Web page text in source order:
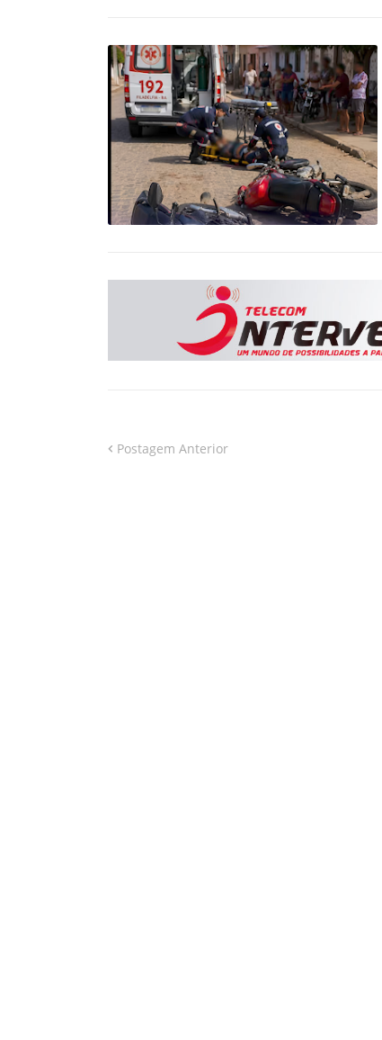
Postagem Anterior